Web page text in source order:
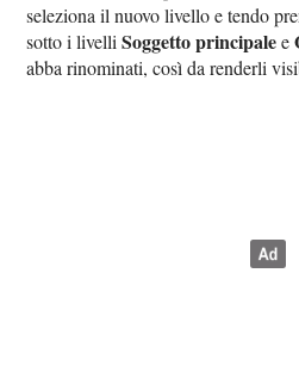
seleziona il nuovo livello e tendo
sotto i livelliSoggetto principalee
abba rinominati, così da renderli